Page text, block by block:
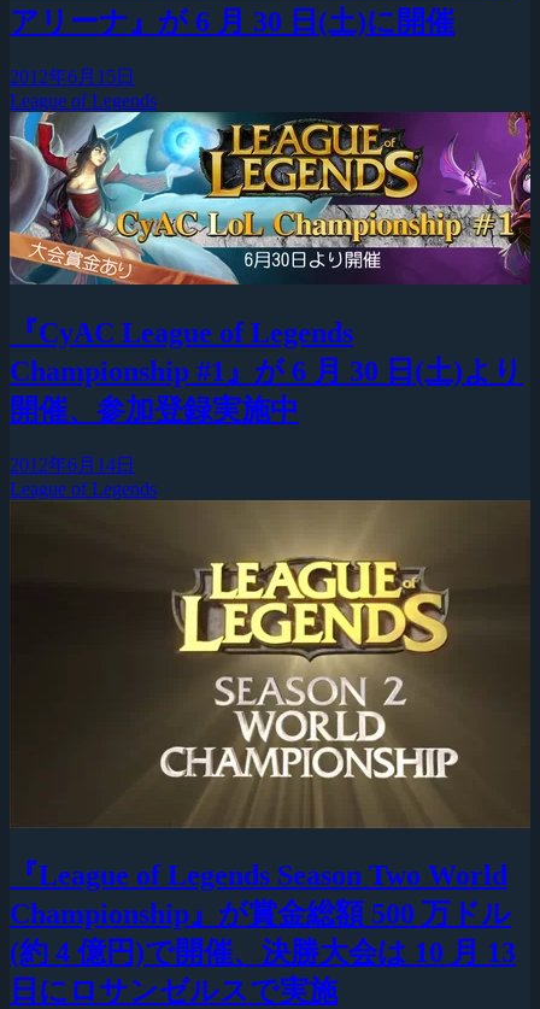
アリーナ』が 6 月 30 日(土)に開催
2012年6月15日
League of Legends
『CyAC League of Legends
Championship #1』が 6 月 30 日(土)より
開催、参加登録実施中
2012年6月14日
League of Legends
『League of Legends Season Two World
Championship』が賞金総額 500 万ドル
(約 4 億円)で開催、決勝大会は 10 月 13
日にロサンゼルスで実施